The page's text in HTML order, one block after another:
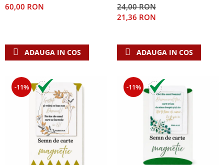
Teologie
Dogmatica
Misiune
Viata crestina
Contemporaneitate
Devotional
Lupta Spirituala
Schimbarea caracterului
60,00 RON
ADAUGA IN COS
24,00 RON
21,36 RON
ADAUGA IN COS
-11% -11%